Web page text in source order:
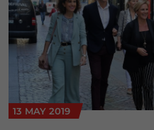
13 MAY 2019